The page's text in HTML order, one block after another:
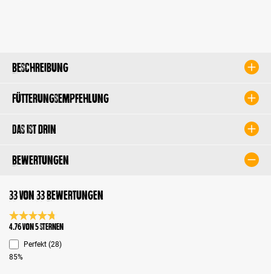
Beschreibung
Fütterungsempfehlung
Das ist drin
Bewertungen
33 von 33 Bewertungen
Durchschnittliche Bewertung 4.7 von 5 Sternen
4.76 von 5 Sternen
Perfekt (28)
85%